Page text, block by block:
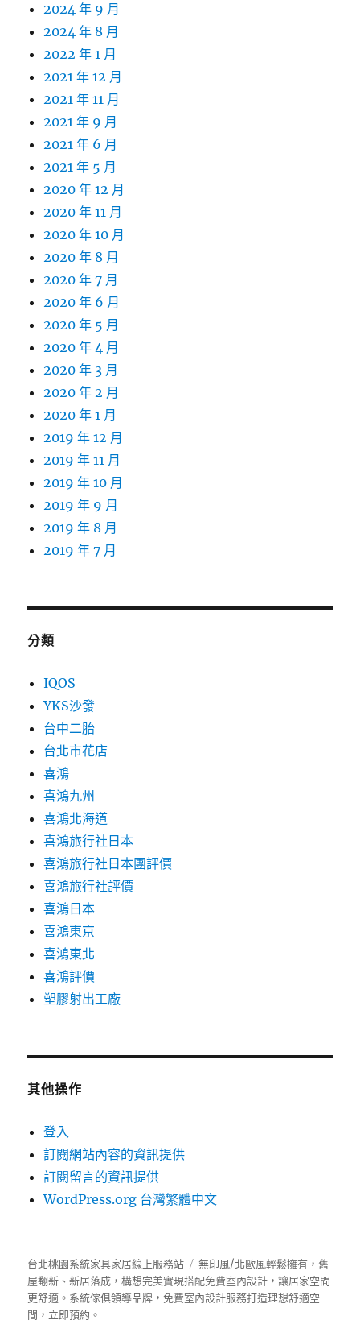
2024 年 9 月
2024 年 8 月
2022 年 1 月
2021 年 12 月
2021 年 11 月
2021 年 9 月
2021 年 6 月
2021 年 5 月
2020 年 12 月
2020 年 11 月
2020 年 10 月
2020 年 8 月
2020 年 7 月
2020 年 6 月
2020 年 5 月
2020 年 4 月
2020 年 3 月
2020 年 2 月
2020 年 1 月
2019 年 12 月
2019 年 11 月
2019 年 10 月
2019 年 9 月
2019 年 8 月
2019 年 7 月
分類
IQOS
YKS沙發
台中二胎
台北市花店
喜鴻
喜鴻九州
喜鴻北海道
喜鴻旅行社日本
喜鴻旅行社日本團評價
喜鴻旅行社評價
喜鴻日本
喜鴻東京
喜鴻東北
喜鴻評價
塑膠射出工廠
其他操作
登入
訂閱網站內容的資訊提供
訂閱留言的資訊提供
WordPress.org 台灣繁體中文
台北桃園系統家具家居線上服務站
無印風/北歐風輕鬆擁有，舊
屋翻新、新居落成，構想完美實現搭配免費室內設計，讓居家空間
更舒適。 系統傢俱領導品牌，免費室內設計服務打造理想舒適空
間，立即預約。